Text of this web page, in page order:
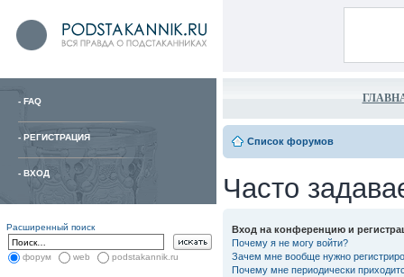
- FAQ
- РЕГИСТРАЦИЯ
- ВХОД
Расширенный поиск
форум web podstakannik.ru
Список форумов
Часто
Вход на конференцию и
Почему я не могу войти?
Зачем мне вообще нужно
Почему мне периодически